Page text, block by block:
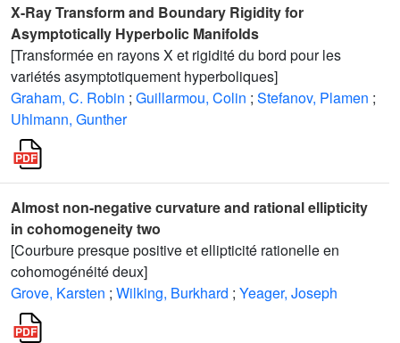
X-Ray Transform and Boundary Rigidity for
Asymptotically Hyperbolic Manifolds
[Transformée en rayons X et rigidité du bord pour les
variétés asymptotiquement hyperboliques]
Graham, C. Robin ; Guillarmou, Colin ; Stefanov, Plamen ;
Uhlmann, Gunther
Almost non-negative curvature and rational ellipticity
in cohomogeneity two
[Courbure presque positive et ellipticité rationelle en
cohomogénéité deux]
Grove, Karsten ; Wilking, Burkhard ; Yeager, Joseph